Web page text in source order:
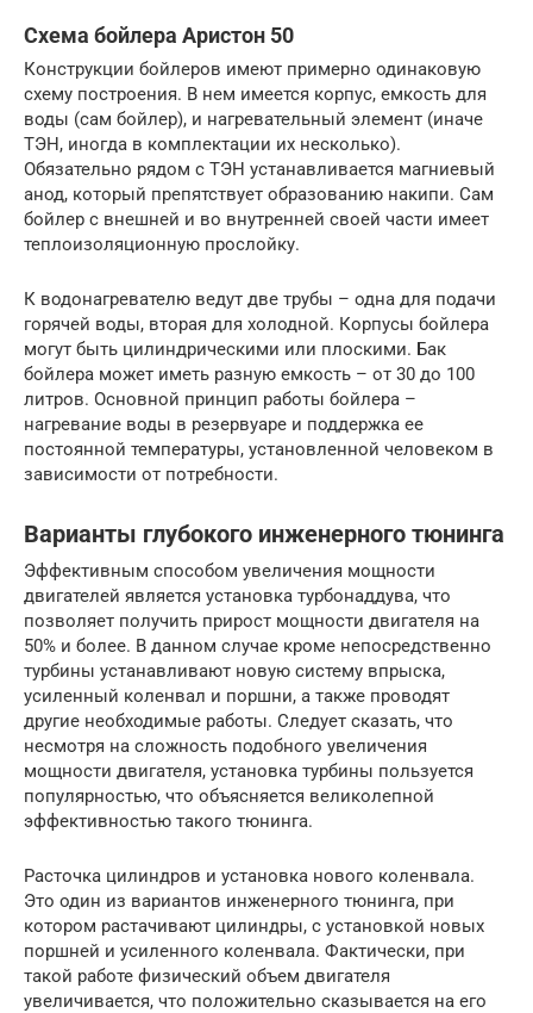
Схема бойлера Аристон 50
Конструкции бойлеров имеют примерно одинаковую
схему построения. В нем имеется корпус, емкость для
воды (сам бойлер), и нагревательный элемент (иначе
ТЭН, иногда в комплектации их несколько).
Обязательно рядом с ТЭН устанавливается магниевый
анод, который препятствует образованию накипи. Сам
бойлер с внешней и во внутренней своей части имеет
теплоизоляционную прослойку.
К водонагревателю ведут две трубы – одна для подачи
горячей воды, вторая для холодной. Корпусы бойлера
могут быть цилиндрическими или плоскими. Бак
бойлера может иметь разную емкость – от 30 до 100
литров. Основной принцип работы бойлера –
нагревание воды в резервуаре и поддержка ее
постоянной температуры, установленной человеком в
зависимости от потребности.
Варианты глубокого инженерного тюнинга
Эффективным способом увеличения мощности
двигателей является установка турбонаддува, что
позволяет получить прирост мощности двигателя на
50% и более. В данном случае кроме непосредственно
турбины устанавливают новую систему впрыска,
усиленный коленвал и поршни, а также проводят
другие необходимые работы. Следует сказать, что
несмотря на сложность подобного увеличения
мощности двигателя, установка турбины пользуется
популярностью, что объясняется великолепной
эффективностью такого тюнинга.
Расточка цилиндров и установка нового коленвала.
Это один из вариантов инженерного тюнинга, при
котором растачивают цилиндры, с установкой новых
поршней и усиленного коленвала. Фактически, при
такой работе физический объем двигателя
увеличивается, что положительно сказывается на его